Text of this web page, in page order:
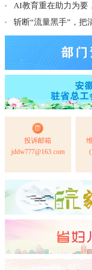
AI教育重在助力为要
斩断“流量黑手”，把
投诉邮箱
jddw777@163.com